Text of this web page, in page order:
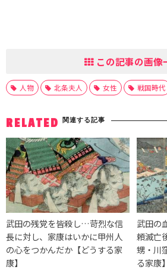
この記事の画像
人物 北条夫人 女性 戦国時代
RELATED 関連する記事
武田の残党を皆殺し…苛烈な信
長に対し、家康はいかに甲州人
の心をつかんだか【どうする家
康】
武田の
頼滅亡
甥・川
る家康】